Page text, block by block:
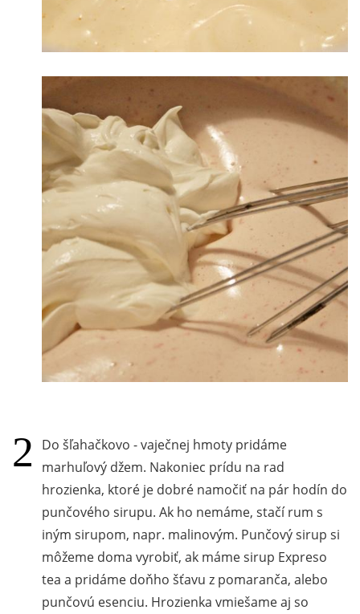
Do šľahačkovo - vaječnej hmoty pridáme
marhuľový džem. Nakoniec prídu na rad
hrozienka, ktoré je dobré namočiť na pár hodín do
punčového sirupu. Ak ho nemáme, stačí rum s
iným sirupom, napr. malinovým. Punčový sirup si
môžeme doma vyrobiť, ak máme sirup Expreso
tea a pridáme doňho šťavu z pomaranča, alebo
punčovú esenciu. Hrozienka vmiešame aj so